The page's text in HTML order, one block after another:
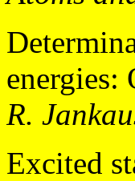
energies:
R.
Excited